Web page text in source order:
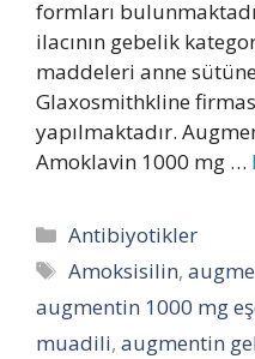
formları
ilacının gebelik
maddeleri anne
Glaxosmithkline
yapılmaktadır.
Amoklavin 1000 mg …
Categories
Antibiyotikler
Tags
Amoksisilin,
augmentin 1000 mg
muadili, augmentin